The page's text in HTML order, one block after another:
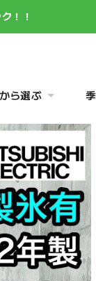
！！
ら選ぶ